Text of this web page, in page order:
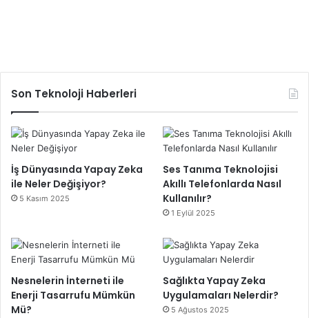
Son Teknoloji Haberleri
İş Dünyasında Yapay Zeka
ile Neler Değişiyor?
5 Kasım 2025
Ses Tanıma Teknolojisi
Akıllı Telefonlarda Nasıl
Kullanılır?
1 Eylül 2025
Nesnelerin İnterneti ile
Enerji Tasarrufu Mümkün
Mü?
Sağlıkta Yapay Zeka
Uygulamaları Nelerdir?
5 Ağustos 2025